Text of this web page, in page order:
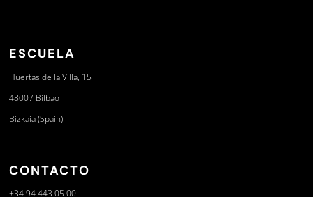
ESCUELA
Huertas de la Villa, 15
48007 Bilbao
Bizkaia (Spain)
CONTACTO
+34 94 443 05 00